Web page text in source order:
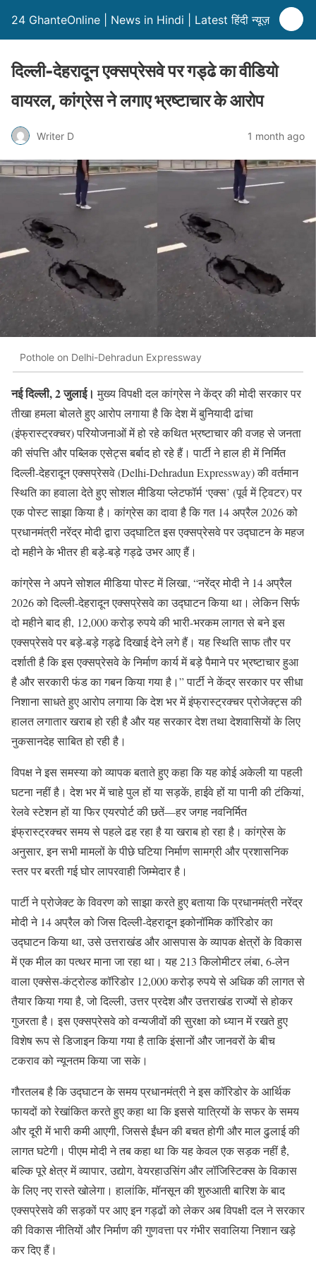
24 GhanteOnline | News in Hindi | Latest हिंदी न्यूज़
दिल्ली-देहरादून एक्सप्रेसवे पर गड्ढे का वीडियो
वायरल, कांग्रेस ने लगाए भ्रष्टाचार के आरोप
Writer D 1 month ago
Pothole on Delhi-Dehradun Expressway
नई दिल्ली, 2 जुलाई। मुख्य विपक्षी दल कांग्रेस ने केंद्र की मोदी सरकार पर
तीखा हमला बोलते हुए आरोप लगाया है कि देश में बुनियादी ढांचा
(इंफ्रास्ट्रक्चर) परियोजनाओं में हो रहे कथित भ्रष्टाचार की वजह से जनता
की संपत्ति और पब्लिक एसेट्स बर्बाद हो रहे हैं। पार्टी ने हाल ही में निर्मित
दिल्ली-देहरादून एक्सप्रेसवे (Delhi-Dehradun Expressway) की वर्तमान
स्थिति का हवाला देते हुए सोशल मीडिया प्लेटफॉर्म ‘एक्स’ (पूर्व में ट्विटर) पर
एक पोस्ट साझा किया है। कांग्रेस का दावा है कि गत 14 अप्रैल 2026 को
प्रधानमंत्री नरेंद्र मोदी द्वारा उद्घाटित इस एक्सप्रेसवे पर उद्घाटन के महज
दो महीने के भीतर ही बड़े-बड़े गड्ढे उभर आए हैं।
कांग्रेस ने अपने सोशल मीडिया पोस्ट में लिखा, “नरेंद्र मोदी ने 14 अप्रैल
2026 को दिल्ली-देहरादून एक्सप्रेसवे का उद्घाटन किया था। लेकिन सिर्फ
दो महीने बाद ही, 12,000 करोड़ रुपये की भारी-भरकम लागत से बने इस
एक्सप्रेसवे पर बड़े-बड़े गड्ढे दिखाई देने लगे हैं। यह स्थिति साफ तौर पर
दर्शाती है कि इस एक्सप्रेसवे के निर्माण कार्य में बड़े पैमाने पर भ्रष्टाचार हुआ
है और सरकारी फंड का गबन किया गया है।” पार्टी ने केंद्र सरकार पर सीधा
निशाना साधते हुए आरोप लगाया कि देश भर में इंफ्रास्ट्रक्चर प्रोजेक्ट्स की
हालत लगातार खराब हो रही है और यह सरकार देश तथा देशवासियों के लिए
नुकसानदेह साबित हो रही है।
विपक्ष ने इस समस्या को व्यापक बताते हुए कहा कि यह कोई अकेली या पहली
घटना नहीं है। देश भर में चाहे पुल हों या सड़कें, हाईवे हों या पानी की टंकियां,
रेलवे स्टेशन हों या फिर एयरपोर्ट की छतें—हर जगह नवनिर्मित
इंफ्रास्ट्रक्चर समय से पहले ढह रहा है या खराब हो रहा है। कांग्रेस के
अनुसार, इन सभी मामलों के पीछे घटिया निर्माण सामग्री और प्रशासनिक
स्तर पर बरती गई घोर लापरवाही जिम्मेदार है।
पार्टी ने प्रोजेक्ट के विवरण को साझा करते हुए बताया कि प्रधानमंत्री नरेंद्र
मोदी ने 14 अप्रैल को जिस दिल्ली-देहरादून इकोनॉमिक कॉरिडोर का
उद्घाटन किया था, उसे उत्तराखंड और आसपास के व्यापक क्षेत्रों के विकास
में एक मील का पत्थर माना जा रहा था। यह 213 किलोमीटर लंबा, 6-लेन
वाला एक्सेस-कंट्रोल्ड कॉरिडोर 12,000 करोड़ रुपये से अधिक की लागत से
तैयार किया गया है, जो दिल्ली, उत्तर प्रदेश और उत्तराखंड राज्यों से होकर
गुजरता है। इस एक्सप्रेसवे को वन्यजीवों की सुरक्षा को ध्यान में रखते हुए
विशेष रूप से डिजाइन किया गया है ताकि इंसानों और जानवरों के बीच
टकराव को न्यूनतम किया जा सके।
गौरतलब है कि उद्घाटन के समय प्रधानमंत्री ने इस कॉरिडोर के आर्थिक
फायदों को रेखांकित करते हुए कहा था कि इससे यात्रियों के सफर के समय
और दूरी में भारी कमी आएगी, जिससे ईंधन की बचत होगी और माल ढुलाई की
लागत घटेगी। पीएम मोदी ने तब कहा था कि यह केवल एक सड़क नहीं है,
बल्कि पूरे क्षेत्र में व्यापार, उद्योग, वेयरहाउसिंग और लॉजिस्टिक्स के विकास
के लिए नए रास्ते खोलेगा। हालांकि, मॉनसून की शुरुआती बारिश के बाद
एक्सप्रेसवे की सड़कों पर आए इन गड्ढों को लेकर अब विपक्षी दल ने सरकार
की विकास नीतियों और निर्माण की गुणवत्ता पर गंभीर सवालिया निशान खड़े
कर दिए हैं।